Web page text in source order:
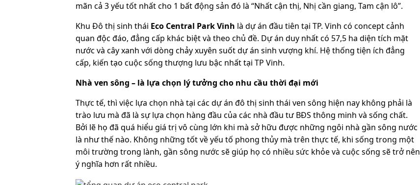
mãn cả 3 yếu tốt nhất cho 1 bất động sản đó là “Nhất cận thị, Nhị cần giang, Tam cận lô”.
Khu Đô thị sinh thái Eco Central Park Vinh là dự án đầu tiên tại TP. Vinh có concept cảnh
quan độc đáo, đẳng cấp khác biệt và theo chủ đề. Dự án duy nhất có 57,5 ha diện tích mặt
nước và cây xanh với dòng chảy xuyên suốt dự án sinh vượng khí. Hệ thống tiện ích đẳng
cấp, kiến tạo cuộc sống thượng lưu bậc nhất tại TP Vinh.
Nhà ven sông – là lựa chọn lý tưởng cho nhu cầu thời đại mới
Thực tế, thì việc lựa chọn nhà tại các dự án đô thị sinh thái ven sông hiện nay không phải là
trào lưu mà đã là sự lựa chọn hàng đầu của các nhà đầu tư BĐS thông minh và sống chất.
Bởi lẽ họ đã quá hiểu giá trị vô cùng lớn khi mà sở hữu được những ngôi nhà gần sông nước
là như thế nào. Không những tốt về yếu tố phong thủy mà trên thực tế, khi sống trong một
môi trường trong lành, gần sông nước sẽ giúp họ có nhiều sức khỏe và cuộc sống sẽ trở nên
ý nghĩa hơn rất nhiều.